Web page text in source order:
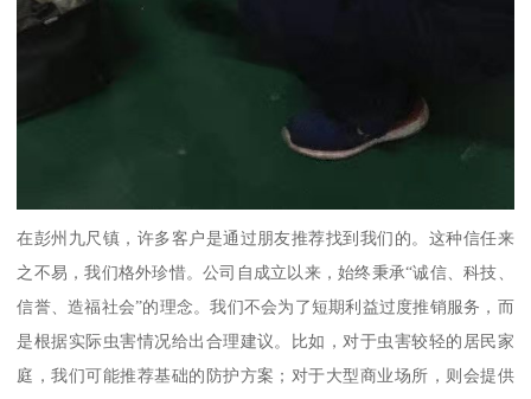
在彭州九尺镇，许多客户是通过朋友推荐找到我们的。这种信任来
之不易，我们格外珍惜。公司自成立以来，始终秉承“诚信、科技、
信誉、造福社会”的理念。我们不会为了短期利益过度推销服务，而
是根据实际虫害情况给出合理建议。比如，对于虫害较轻的居民家
庭，我们可能推荐基础的防护方案；对于大型商业场所，则会提供